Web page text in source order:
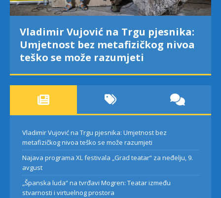
nivoa
Najava programa XL festivala
„Grad teatar“ za neđelju, 9.
Vladimir Vujović na Trgu pjesnika: Umjetnost bez
metafizičkog nivoa teško se može razumjeti
Najava programa XL festivala „Grad teatar“ za neđelju, 9.
avgust
„Španska luda“ na tvrđavi Mogren: Teatar između
stvarnosti i virtuelnog prostora